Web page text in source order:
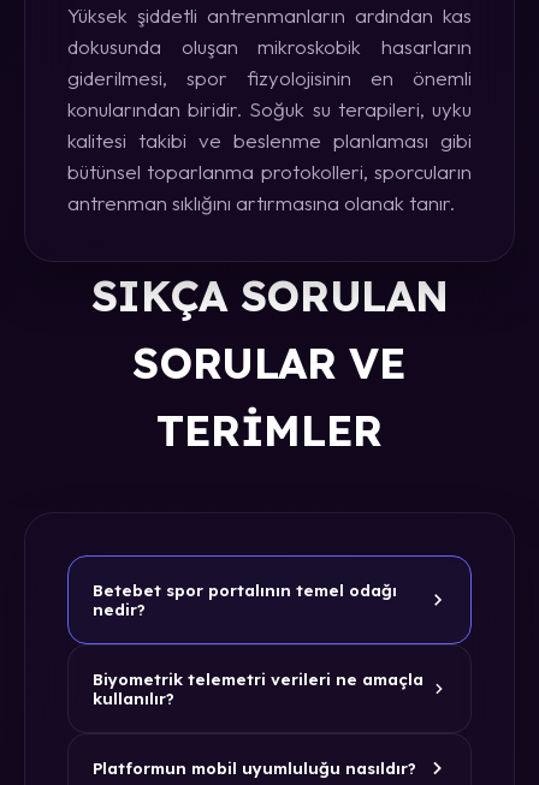
Yüksek şiddetli antrenmanların ardından kas
dokusunda oluşan mikroskobik hasarların
giderilmesi, spor fizyolojisinin en önemli
konularından biridir. Soğuk su terapileri, uyku
kalitesi takibi ve beslenme planlaması gibi
bütünsel toparlanma protokolleri, sporcuların
antrenman sıklığını artırmasına olanak tanır.
SIKÇA SORULAN
SORULAR VE
TERIMLER
Betebet spor portalının temel odağı
nedir?
Biyometrik telemetri verileri ne amaçla
kullanılır?
Platformun mobil uyumluluğu nasıldır?